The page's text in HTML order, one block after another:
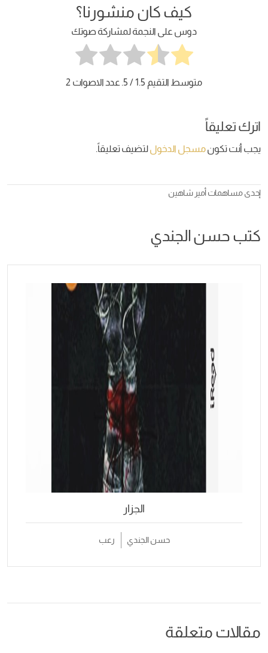
كيف كان منشورنا؟
دوس على النجمة لمشاركة صوتك
متوسط التقيم 1.5/ 5. عدد الاصوات 2
اترك تعليقاً
يجب أنت تكونمسجل الدخوللتضيف تعليقاً.
إحدى مساهماتأمير شاهين
كتب حسن الجندي
الجزار
حسن الجندي رعب
مقالات متعلقة